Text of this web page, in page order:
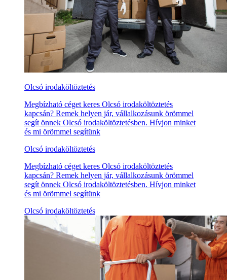
Olcsó irodaköltöztetés
Megbízható céget keres Olcsó irodaköltöztetés
kapcsán? Remek helyen jár, vállalkozásunk örömmel
segít önnek Olcsó irodaköltöztetésben. Hívjon minket
és mi örömmel segítünk
Olcsó irodaköltöztetés
Megbízható céget keres Olcsó irodaköltöztetés
kapcsán? Remek helyen jár, vállalkozásunk örömmel
segít önnek Olcsó irodaköltöztetésben. Hívjon minket
és mi örömmel segítünk
Olcsó irodaköltöztetés